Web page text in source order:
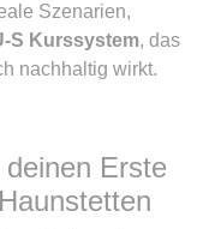
Szenarien,
S Kurssystem, das
nachhaltig wirkt.
Erste